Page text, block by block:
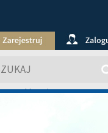
wyszukiwanie